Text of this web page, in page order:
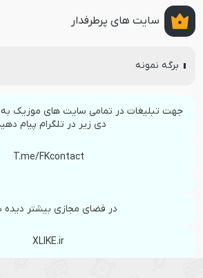
سایت های پرطرفدار
برگه نمونه
جهت تبلیغات در تمامی سایت های موزیک
دی زیر در تلگرام پیام
T.me/FKcontact
در فضای مجازی بیشتر دیده
XLIKE.ir